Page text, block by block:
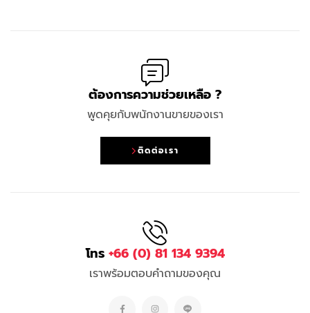
ต้องการความช่วยเหลือ ?
พูดคุยกับพนักงานขายของเรา
ติดต่อเรา
โทร +66 (0) 81 134 9394
เราพร้อมตอบคำถามของคุณ